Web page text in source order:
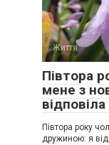
Життя
Півтора
мене з
Півтора року
дружиною: я